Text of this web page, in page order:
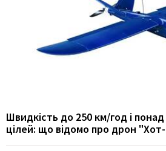
Швидкість до 250 км/год і
цілей: що відомо про дрон